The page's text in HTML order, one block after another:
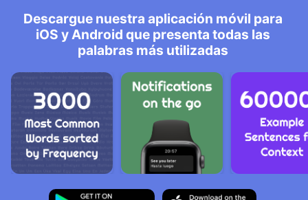
Descargue nuestra aplicación móvil para
iOS y Android que presenta todas las
palabras más utilizadas